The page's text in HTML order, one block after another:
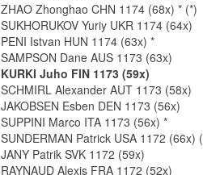
ZHAO Zhonghao CHN 1174 (68x) * (*)
SUKHORUKOV Yuriy UKR 1174 (64x)
PENI Istvan HUN 1174 (63x) *
SAMPSON Dane AUS 1173 (63x)
KURKI Juho FIN 1173 (59x)
SCHMIRL Alexander AUT 1173 (58x)
JAKOBSEN Esben DEN 1173 (56x)
SUPPINI Marco ITA 1173 (56x) *
SUNDERMAN Patrick USA 1172 (66x)
JANY Patrik SVK 1172 (59x)
RAYNAUD Alexis FRA 1172 (52x)